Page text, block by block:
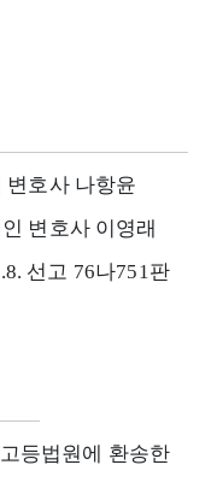
변호사 나항윤
변호사 이영래
선고 76나751판
등법원에 환송한